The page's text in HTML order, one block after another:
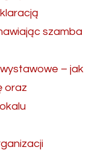
szamba
– jak
oraz